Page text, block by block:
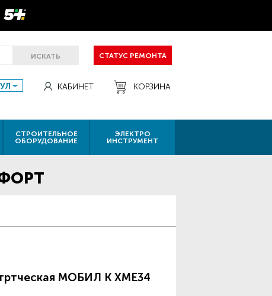
ИСКАТЬ СТАТУС РЕМОНТА
КАБИНЕТ КОРЗИНА
СТРОИТЕЛЬНОЕ
ОБОРУДОВАНИЕ
ЭЛЕКТРО
ИНСТРУМЕНТ
МОБИЛ К XME34